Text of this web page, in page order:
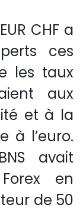
CHF a
ces
les taux
aux
et à la
à l’euro.
avait
en
de 50